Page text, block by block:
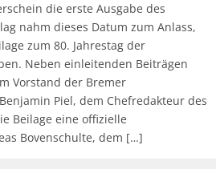
die erste Ausgabe des
nahm dieses Datum zum Anlass,
zum 80. Jahrestag der
Neben einleitenden Beiträgen
Vorstand der Bremer
Piel, dem Chefredakteur des
Beilage eine offizielle
Bovenschulte, dem […]